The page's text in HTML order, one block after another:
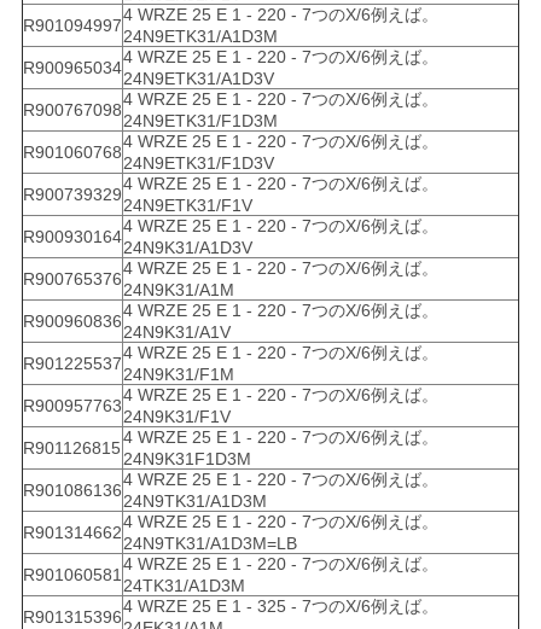
R901094997
4 WRZE 25 E 1 - 220 - 7つのX/6例えば。
24N9ETK31/A1D3M
R900965034
4 WRZE 25 E 1 - 220 - 7つのX/6例えば。
24N9ETK31/A1D3V
R900767098
4 WRZE 25 E 1 - 220 - 7つのX/6例えば。
24N9ETK31/F1D3M
R901060768
4 WRZE 25 E 1 - 220 - 7つのX/6例えば。
24N9ETK31/F1D3V
R900739329
4 WRZE 25 E 1 - 220 - 7つのX/6例えば。
24N9ETK31/F1V
R900930164
4 WRZE 25 E 1 - 220 - 7つのX/6例えば。
24N9K31/A1D3V
R900765376
4 WRZE 25 E 1 - 220 - 7つのX/6例えば。
24N9K31/A1M
R900960836
4 WRZE 25 E 1 - 220 - 7つのX/6例えば。
24N9K31/A1V
R901225537
4 WRZE 25 E 1 - 220 - 7つのX/6例えば。
24N9K31/F1M
R900957763
4 WRZE 25 E 1 - 220 - 7つのX/6例えば。
24N9K31/F1V
R901126815
4 WRZE 25 E 1 - 220 - 7つのX/6例えば。
24N9K31F1D3M
R901086136
4 WRZE 25 E 1 - 220 - 7つのX/6例えば。
24N9TK31/A1D3M
R901314662
4 WRZE 25 E 1 - 220 - 7つのX/6例えば。
24N9TK31/A1D3M=LB
R901060581
4 WRZE 25 E 1 - 220 - 7つのX/6例えば。
24TK31/A1D3M
R901315396
4 WRZE 25 E 1 - 325 - 7つのX/6例えば。